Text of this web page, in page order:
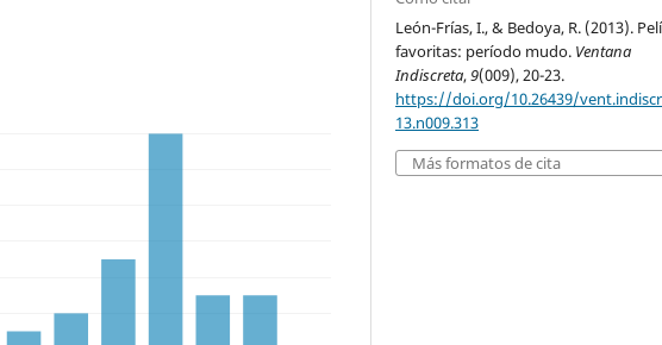
León-Frías, I., & Bedoya, R. (2013).
favoritas: período mudo. Ventana
Indiscreta,9(009), 20-23.
https://doi.org/10.26439/
13.n009.313
Más formatos de cita